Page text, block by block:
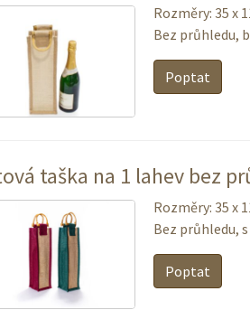
Rozměry: 35 x
Bez průhledu,
Poptat
taška na 1 lahev bez
Rozměry: 35 x
Bez průhledu,
Poptat